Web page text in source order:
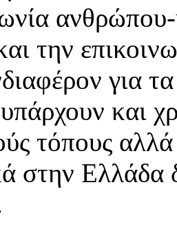
την
για
και
τόπους
στην Ελλάδα